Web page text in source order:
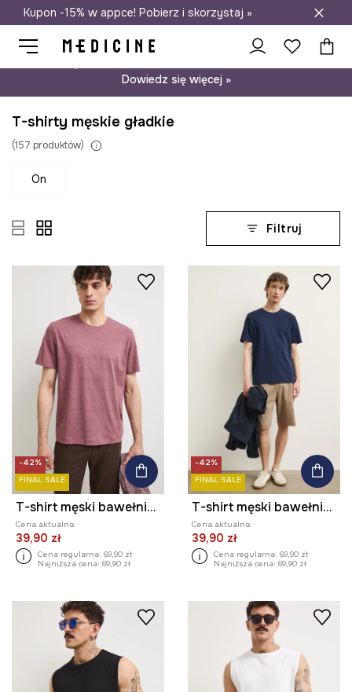
Darmowa dostawa do salonów
Kupon -15% w appce! Pobierz i skorzystaj »
Dowiedz się więcej »
T-shirty męskie gładkie
(157 produktów)
on
Filtruj
-42%
FINAL SALE
T-shirt męski bawełniany
Cena aktualna:
39,90 zł
Cena regularna: 69,90 zł
Najniższa cena: 69,90 zł
-42%
FINAL SALE
T-shirt męski bawełniany
Cena aktualna:
39,90 zł
Cena regularna: 69,90 zł
Najniższa cena: 69,90 zł